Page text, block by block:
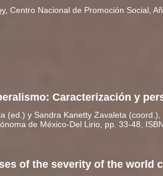
, Centro Nacional de Promoción Social,
Caracterización y
(ed.) y Sandra Kanetty Zavaleta (coord.),
de México-Del Lirio, pp. 33-48,
of the severity of the world